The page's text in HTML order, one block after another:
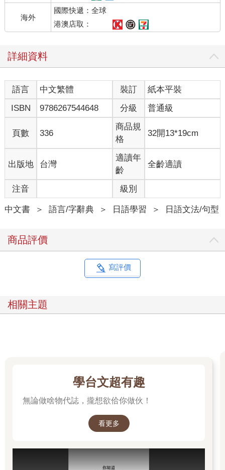
海外
國際快遞：全球
港澳店取：
詳細資料
語言 中文繁體 裝訂
紙本平裝
ISBN
9786267544648 分級 普通級
頁數 336
商品規
格
32開13*19cm
出版地 台灣
適讀年
齡
全齡適讀
注音 級別
中文書 ＞ 語言/字辭典 ＞ 日語學習 ＞ 日語文法/句型
商品評價
寫評價
相關主題
學台文超有趣
無論做啥物代誌，攏想欲佮你做伙！
看更多